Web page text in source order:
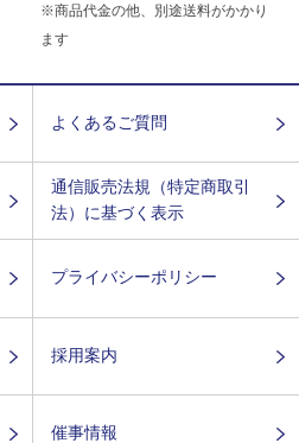
※商品代金の他、別途送料がかかり
ます
よくあるご質問
通信販売法規（特定商取引
法）に基づく表示
プライバシーポリシー
採用案内
催事情報